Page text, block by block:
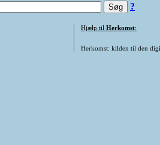
?
Hjælp til Herkomst:
Herkomst: kilden til den